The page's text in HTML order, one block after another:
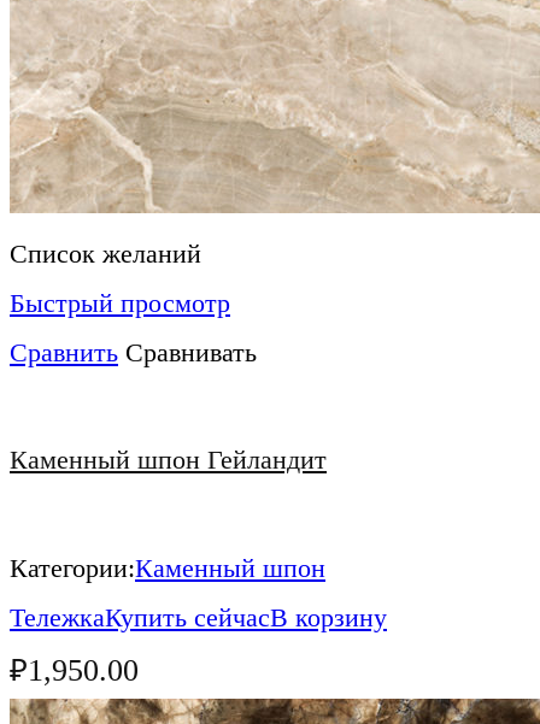
Список желаний
Быстрый просмотр
Сравнить Сравнивать
Каменный шпон Гейландит
Категории:Каменный шпон
ТележкаКупить сейчасВ корзину
₽1,950.00